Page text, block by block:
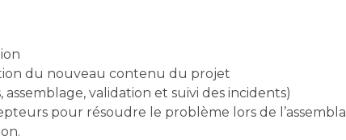
du nouveau contenu du projet
validation et suivi des incidents)
pour résoudre le problème lors de